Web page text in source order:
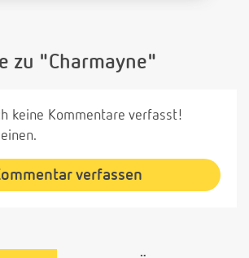
zu "Charmayne"
keine Kommentare verfasst!
verfassen